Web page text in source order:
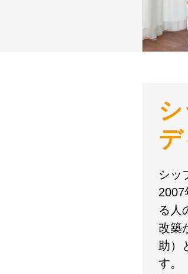
シッ
2007
る人
改築
助）
す。